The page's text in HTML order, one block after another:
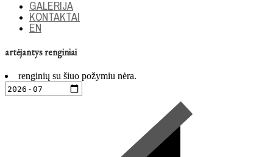
GALERIJA
KONTAKTAI
EN
artėjantys renginiai
renginių su šiuo požymiu nėra.